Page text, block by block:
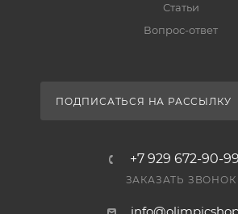
Статьи
Вопрос-ответ
ПОДПИСАТЬСЯ НА РАССЫЛКУ
+7 929 672-90-99
ЗАКАЗАТЬ ЗВОНОК